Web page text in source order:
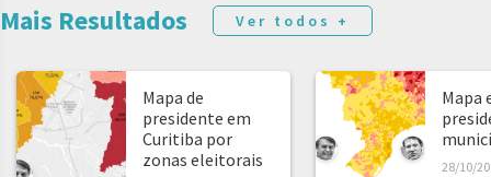
Mais Resultados Ver todos +
Mapa de
presidente em
Curitiba por
zonas eleitorais
Mapa
28/10/